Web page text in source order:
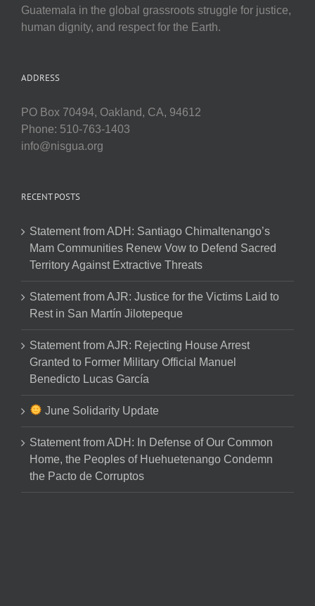
Guatemala in the global grassroots struggle for justice,
human dignity, and respect for the Earth.
ADDRESS
PO Box 70494, Oakland, CA, 94612
Phone: 510-763-1403
info@nisgua.org
RECENT POSTS
Statement from ADH: Santiago Chimaltenango’s
Mam Communities Renew Vow to Defend Sacred
Territory Against Extractive Threats
Statement from AJR: Justice for the Victims Laid to
Rest in San Martín Jilotepeque
Statement from AJR: Rejecting House Arrest
Granted to Former Military Official Manuel
Benedicto Lucas García
June Solidarity Update
Statement from ADH: In Defense of Our Common
Home, the Peoples of Huehuetenango Condemn
the Pacto de Corruptos